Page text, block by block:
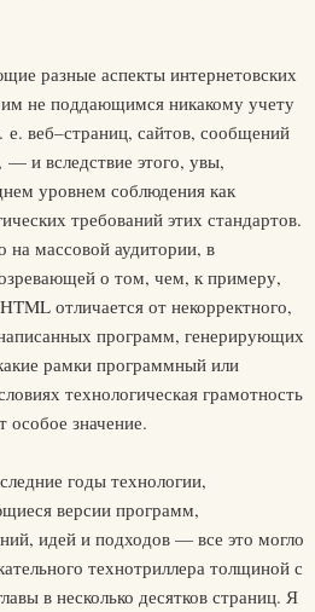
разные аспекты интернетовских
не поддающимся никакому учету
е. веб–страниц, сайтов, сообщений
и вследствие этого, увы,
уровнем соблюдения как
требований этих стандартов.
на массовой аудитории, в
о том, чем, к примеру,
отличается от некорректного,
программ, генерирующих
рамки программный или
технологическая грамотность
особое значение.
годы технологии,
версии программ,
идей и подходов — все это могло
технотриллера толщиной с
в несколько десятков страниц. Я